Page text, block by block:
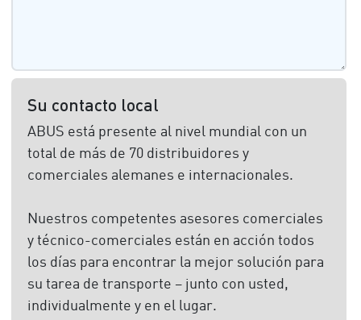
Su contacto local
ABUS está presente al nivel mundial con un
total de más de 70 distribuidores y
comerciales alemanes e internacionales.
Nuestros competentes asesores comerciales
y técnico-comerciales están en acción todos
los días para encontrar la mejor solución para
su tarea de transporte – junto con usted,
individualmente y en el lugar.